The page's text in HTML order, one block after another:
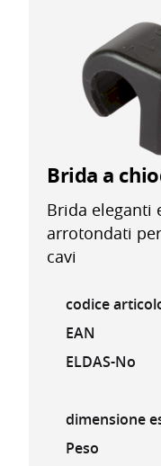
Brida a
Brida eleganti
arrotondati
cavi
codice
EAN
ELDAS-No
dimensione
Peso